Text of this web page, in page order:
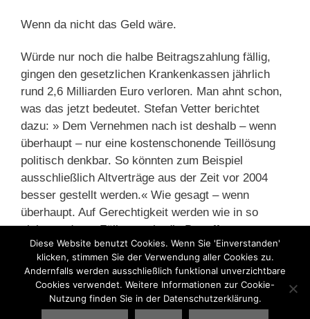
Wenn da nicht das Geld wäre.
Würde nur noch die halbe Beitragszahlung fällig,
gingen den gesetzlichen Krankenkassen jährlich
rund 2,6 Milliarden Euro verloren. Man ahnt schon,
was das jetzt bedeutet. Stefan Vetter berichtet
dazu: » Dem Vernehmen nach ist deshalb – wenn
überhaupt – nur eine kostenschonende Teillösung
politisch denkbar. So könnten zum Beispiel
ausschließlich Altverträge aus der Zeit vor 2004
besser gestellt werden.« Wie gesagt – wenn
überhaupt. Auf Gerechtigkeit werden wie in so
vielen anderen Fällen auch, die Betroffenen
wahrscheinlich noch lange, wenn nicht ewig warten
müssen.
Kategorien
Betriebsrente,Private Altersvorsorge
Diese Website benutzt Cookies. Wenn Sie 'Einverstanden'
klicken, stimmen Sie der Verwendung aller Cookies zu.
Andernfalls werden ausschließlich funktional unverzichtbare
Cookies verwendet. Weitere Informationen zur Cookie-
Nutzung finden Sie in der Datenschutzerklärung.